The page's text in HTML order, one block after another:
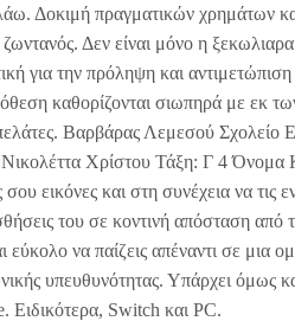
Δοκιμή πραγματικών χρημάτων
Δεν είναι μόνο η
για την πρόληψη και
καθορίζονται σιωπηρά με εκ
Βαρβάρας Λεμεσού Σχολείο
Χρίστου Τάξη: Γ 4 Όνομα
εικόνες και στη συνέχεια να τις
του σε κοντινή απόσταση από
να παίζεις απέναντι σε μια
υπευθυνότητας. Υπάρχει όμως
Ειδικότερα, Switch και PC.